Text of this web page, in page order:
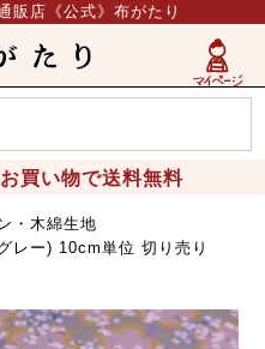
販店《公式》布がたり
買い物で送料無料
・木綿生地
レー) 10cm単位 切り売り